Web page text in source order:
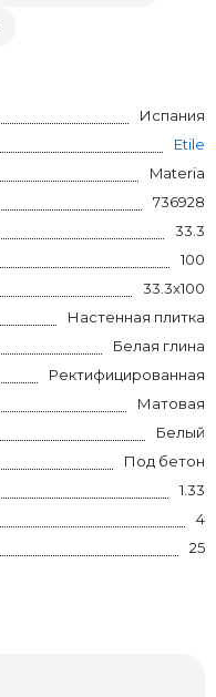
Испания
Etile
Materia
736928
33.3
100
33.3x100
Настенная плитка
Белая глина
Ректифицированная
Матовая
Белый
Под бетон
1.33
4
25